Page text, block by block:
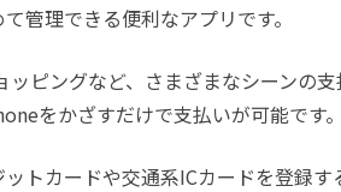
管理できる便利なアプリです。
ピングなど、さまざまなシーンの支
をかざすだけで支払いが可能です。
ットカードや交通系ICカードを登録